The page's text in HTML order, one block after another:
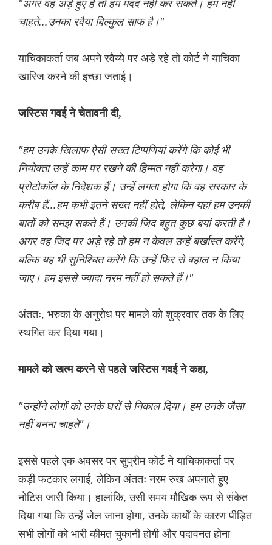
"अगर वह अड़े हुए हैं तो हम मदद नहीं कर सकते। हम नहीं
चाहते...उनका रवैया बिल्कुल साफ है।"
याचिकाकर्ता जब अपने रवैय्ये पर अड़े रहे तो कोर्ट ने याचिका
खारिज करने की इच्छा जताई।
जस्टिस गवई ने चेतावनी दी,
"हम उनके खिलाफ ऐसी सख्त टिप्पणियां करेंगे कि कोई भी
नियोक्ता उन्हें काम पर रखने की हिम्मत नहीं करेगा। वह
प्रोटोकॉल के निदेशक हैं। उन्हें लगता होगा कि वह सरकार के
करीब हैं...हम कभी इतने सख्त नहीं होते, लेकिन यहां हम उनकी
बातों को समझ सकते हैं। उनकी जिद बहुत कुछ बयां करती है।
अगर वह जिद पर अड़े रहे तो हम न केवल उन्हें बर्खास्त करेंगे,
बल्कि यह भी सुनिश्चित करेंगे कि उन्हें फिर से बहाल न किया
जाए। हम इससे ज्यादा नरम नहीं हो सकते हैं।"
अंततः, भरुका के अनुरोध पर मामले को शुक्रवार तक के लिए
स्थगित कर दिया गया।
मामले को खत्म करने से पहले जस्टिस गवई ने कहा,
"उन्होंने लोगों को उनके घरों से निकाल दिया। हम उनके जैसा
नहीं बनना चाहते"।
इससे पहले एक अवसर पर सुप्रीम कोर्ट ने याचिकाकर्ता पर
कड़ी फटकार लगाई, लेकिन अंततः नरम रुख अपनाते हुए
नोटिस जारी किया। हालांकि, उसी समय मौखिक रूप से संकेत
दिया गया कि उन्हें जेल जाना होगा, उनके कार्यों के कारण पीड़ित
सभी लोगों को भारी कीमत चुकानी होगी और पदावनत होना